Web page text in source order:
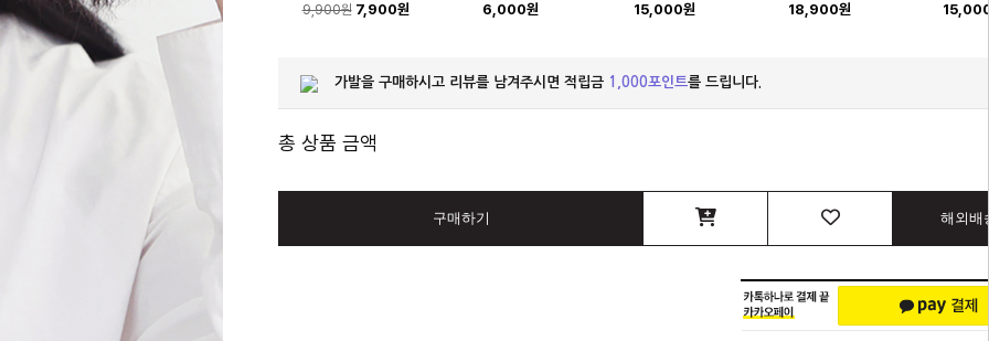
9,900원7,900원 6,000원 15,000원 18,900원
가발을 구매하시고 리뷰를 남겨주시면 적립금 1,000포인트를 드립니다.
총 상품 금액
구매하기 해외배